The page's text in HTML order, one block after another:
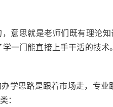
意思就是老师们既有理论
一门能直接上手干活的技
学思路是跟着市场走，专业
：